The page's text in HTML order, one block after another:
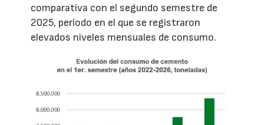
comparativa con el segundo semestre de
2025, período en el que se registraron
elevados niveles mensuales de consumo.